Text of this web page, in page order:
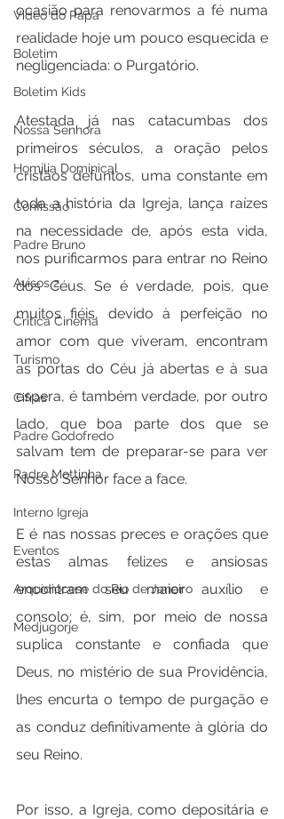
Video do Papa
Boletim
Boletim Kids
Nossa Senhora
Homilia Dominical
Confissão
Padre Bruno
Avisos 2
Crítica Cinema
Turismo
Cifras
Padre Godofredo
Padre Mottinha
Interno Igreja
Eventos
Arquidiocese do Rio de Janeiro
Medjugorje
ocasião para renovarmos a fé numa
realidade hoje um pouco esquecida e
negligenciada: o Purgatório.
Atestada já nas catacumbas dos
primeiros séculos, a oração pelos
cristãos defuntos, uma constante em
toda a história da Igreja, lança raízes
na necessidade de, após esta vida,
nos purificarmos para entrar no Reino
dos Céus. Se é verdade, pois, que
muitos fiéis, devido à perfeição no
amor com que viveram, encontram
as portas do Céu já abertas e à sua
espera, é também verdade, por outro
lado, que boa parte dos que se
salvam tem de preparar-se para ver
Nosso Senhor face a face.
E é nas nossas preces e orações que
estas almas felizes e ansiosas
encontram seu maior auxílio e
consolo; é, sim, por meio de nossa
suplica constante e confiada que
Deus, no mistério de sua Providência,
lhes encurta o tempo de purgação e
as conduz definitivamente à glória do
seu Reino.
Por isso, a Igreja, como depositária e